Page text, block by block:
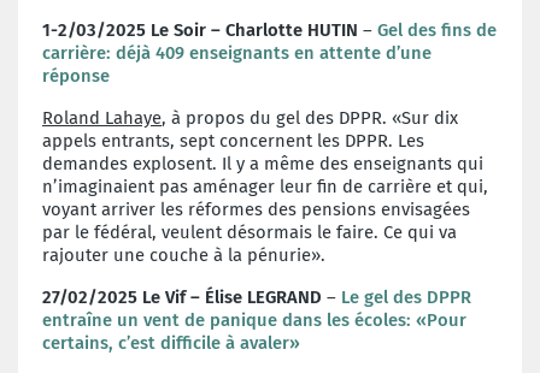
1-2/03/2025 Le Soir – Charlotte HUTIN – Gel des fins de
carrière: déjà 409 enseignants en attente d’une
réponse
Roland Lahaye, à propos du gel des DPPR. «Sur dix
appels entrants, sept concernent les DPPR. Les
demandes explosent. Il y a même des enseignants qui
n’imaginaient pas aménager leur fin de carrière et qui,
voyant arriver les réformes des pensions envisagées
par le fédéral, veulent désormais le faire. Ce qui va
rajouter une couche à la pénurie».
27/02/2025 Le Vif – Élise LEGRAND – Le gel des DPPR
entraîne un vent de panique dans les écoles: «Pour
certains, c’est difficile à avaler»